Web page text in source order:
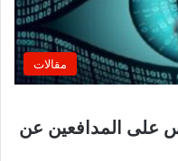
مقالات
على المدافعين عن